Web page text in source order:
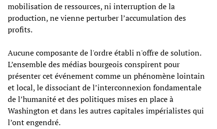
mobilisation de ressources, ni interruption de la
production, ne vienne perturber l’accumulation des
profits.
Aucune composante de l'ordre établi n'offre de solution.
L’ensemble des médias bourgeois conspirent pour
présenter cet événement comme un phénomène lointain
et local, le dissociant de l’interconnexion fondamentale
de l’humanité et des politiques mises en place à
Washington et dans les autres capitales impérialistes qui
l’ont engendré.